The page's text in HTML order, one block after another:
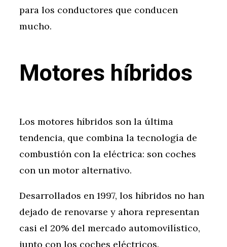
para los conductores que conducen
mucho.
Motores híbridos
Los motores híbridos son la última
tendencia, que combina la tecnología de
combustión con la eléctrica: son coches
con un motor alternativo.
Desarrollados en 1997, los híbridos no han
dejado de renovarse y ahora representan
casi el 20% del mercado automovilístico,
junto con los coches eléctricos.